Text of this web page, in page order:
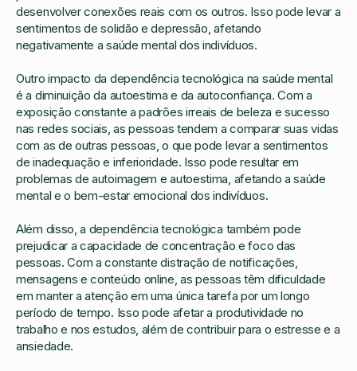
desenvolver conexões reais com os outros. Isso pode levar a
sentimentos de solidão e depressão, afetando
negativamente a saúde mental dos indivíduos.
Outro impacto da dependência tecnológica na saúde mental
é a diminuição da autoestima e da autoconfiança. Com a
exposição constante a padrões irreais de beleza e sucesso
nas redes sociais, as pessoas tendem a comparar suas vidas
com as de outras pessoas, o que pode levar a sentimentos
de inadequação e inferioridade. Isso pode resultar em
problemas de autoimagem e autoestima, afetando a saúde
mental e o bem-estar emocional dos indivíduos.
Além disso, a dependência tecnológica também pode
prejudicar a capacidade de concentração e foco das
pessoas. Com a constante distração de notificações,
mensagens e conteúdo online, as pessoas têm dificuldade
em manter a atenção em uma única tarefa por um longo
período de tempo. Isso pode afetar a produtividade no
trabalho e nos estudos, além de contribuir para o estresse e a
ansiedade.